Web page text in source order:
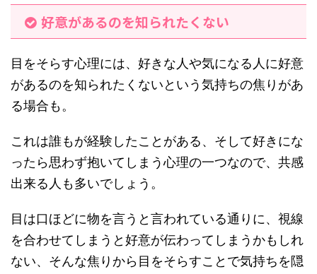
好意があるのを知られたくない
目をそらす心理には、好きな人や気になる人に好意
があるのを知られたくないという気持ちの焦りがあ
る場合も。
これは誰もが経験したことがある、そして好きにな
ったら思わず抱いてしまう心理の一つなので、共感
出来る人も多いでしょう。
目は口ほどに物を言うと言われている通りに、視線
を合わせてしまうと好意が伝わってしまうかもしれ
ない、そんな焦りから目をそらすことで気持ちを隠